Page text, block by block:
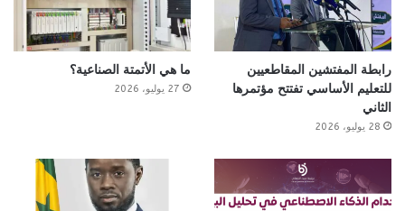
رابطة المفتشين المقاطعيين
للتعليم الأساسي تفتتح مؤتمرها
الثاني
28 يوليو، 2026
ما هي الأتمتة الصناعية؟
27 يوليو، 2026